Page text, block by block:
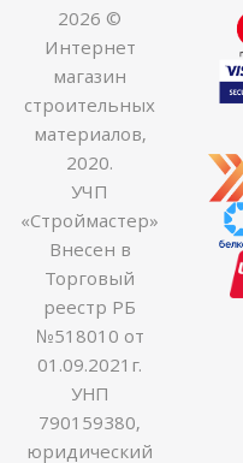
2026 ©
Интернет
магазин
строительных
материалов,
2020.
УЧП
«Строймастер»
Внесен в
Торговый
реестр РБ
№518010 от
01.09.2021г.
УНП
790159380,
юридический